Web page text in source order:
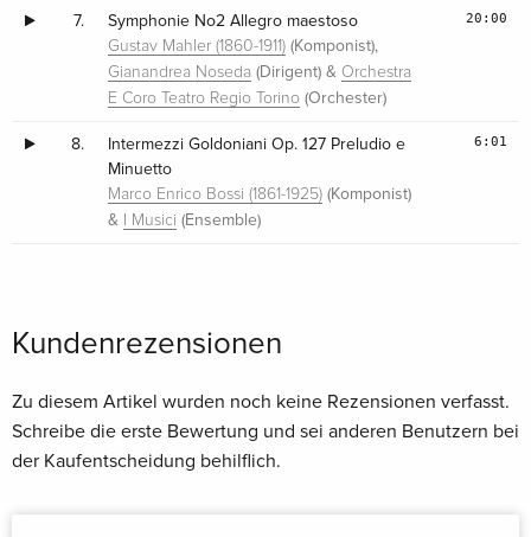
7. Symphonie No2 Allegro maestoso
Gustav Mahler (1860-1911) (Komponist),
Gianandrea Noseda (Dirigent) & Orchestra
E Coro Teatro Regio Torino (Orchester)
20:00
8.
Intermezzi Goldoniani Op. 127 Preludio e
Minuetto
Marco Enrico Bossi (1861-1925) (Komponist)
&
I Musici (Ensemble)
6:01
Kundenrezensionen
Zu diesem Artikel wurden noch keine Rezensionen verfasst.
Schreibe die erste Bewertung und sei anderen Benutzern bei
der Kaufentscheidung behilflich.